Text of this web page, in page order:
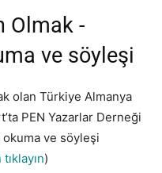
Olmak -
ve söyleşi
olan Türkiye Almanya
PEN Yazarlar Derneği
okuma ve söyleşi
)